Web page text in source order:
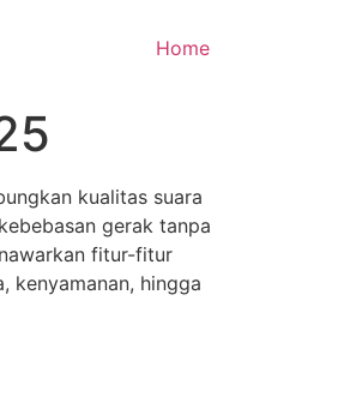
Home
kualitas suara
gerak tanpa
fitur-fitur
kenyamanan, hingga